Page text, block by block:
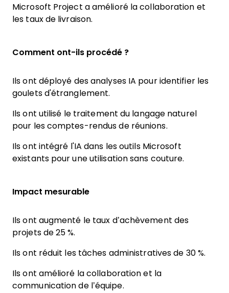
Microsoft Project a amélioré la collaboration et
les taux de livraison.
Comment ont-ils procédé ?
Ils ont déployé des analyses IA pour identifier les
goulets d'étranglement.
Ils ont utilisé le traitement du langage naturel
pour les comptes-rendus de réunions.
Ils ont intégré l'IA dans les outils Microsoft
existants pour une utilisation sans couture.
Impact mesurable
Ils ont augmenté le taux d’achèvement des
projets de 25 %.
Ils ont réduit les tâches administratives de 30 %.
Ils ont amélioré la collaboration et la
communication de l’équipe.